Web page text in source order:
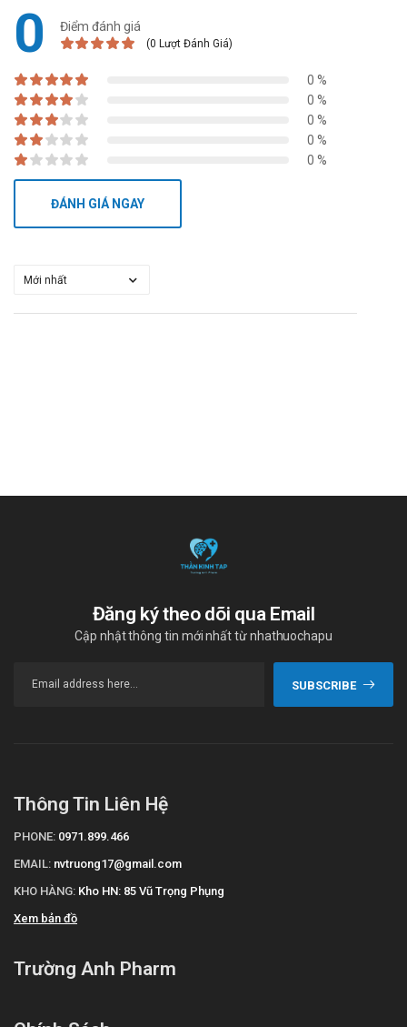
0 Điểm đánh giá
(0 Lượt Đánh Giá)
0 %
0 %
0 %
0 %
0 %
ĐÁNH GIÁ NGAY
Đăng ký theo dõi qua Email
Cập nhật thông tin mới nhất từ nhathuochapu
SUBSCRIBE
Thông Tin Liên Hệ
PHONE: 0971.899.466
EMAIL: nvtruong17@gmail.com
KHO HÀNG: Kho HN: 85 Vũ Trọng Phụng
Xem bản đồ
Trường Anh Pharm